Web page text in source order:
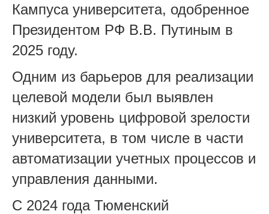
Кампуса университета, одобренное
Президентом РФ В.В. Путиным в
2025 году.
Одним из барьеров для реализации
целевой модели был выявлен
низкий уровень цифровой зрелости
университета, в том числе в части
автоматизации учетных процессов и
управления данными.
C 2024 года Тюменский